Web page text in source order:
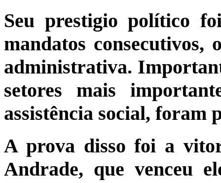
Seu prestigio político
mandatos consecutivos,
administrativa.
setores mais
assistência social, foram
A prova disso foi a
Andrade, que venceu